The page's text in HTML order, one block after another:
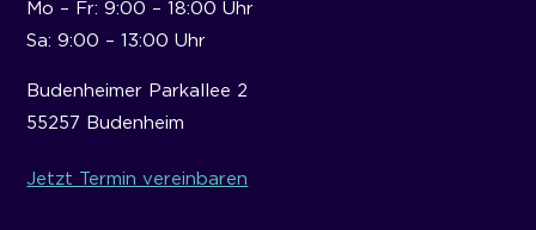
Mo – Fr: 9:00 – 18:00 Uhr
Sa: 9:00 – 13:00 Uhr
Budenheimer Parkallee 2
55257 Budenheim
Jetzt Termin vereinbaren